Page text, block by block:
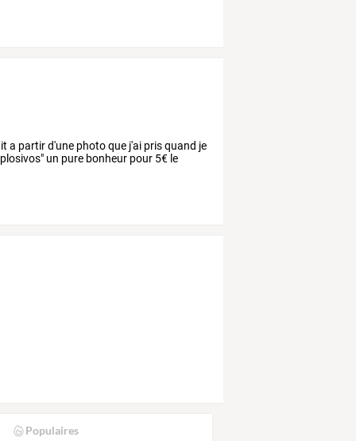
a partir d'une photo que j'ai pris quand je
un pure bonheur pour 5€ le
Populaires